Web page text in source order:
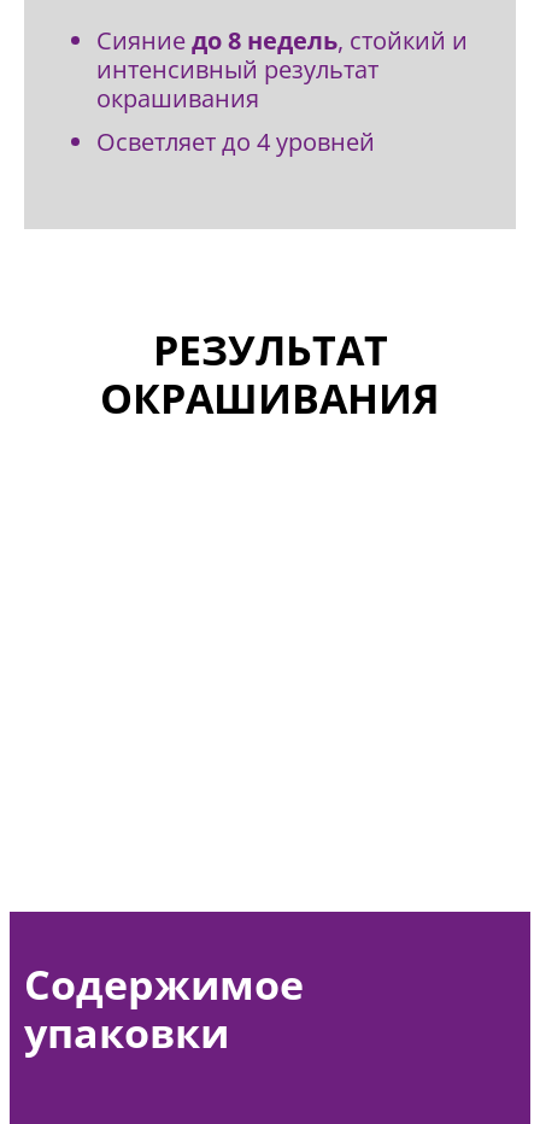
Сияниедо 8 недель, стойкий и
интенсивный результат
окрашивания
Осветляет до 4 уровней
РЕЗУЛЬТАТ
ОКРАШИВАНИЯ
Содержимое
упаковки